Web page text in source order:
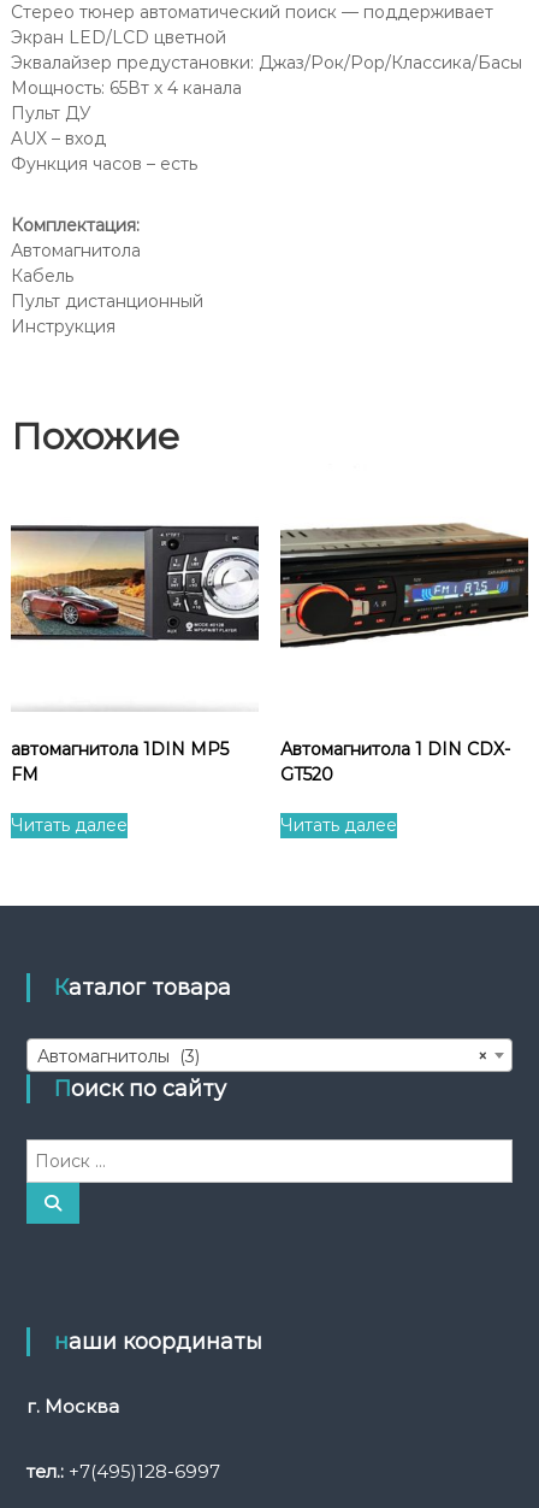
Стерео тюнер автоматический поиск — поддерживает
Экран LED/LCD цветной
Эквалайзер предустановки: Джаз/Рок/Pop/Классика/Басы
Мощность: 65Вт х 4 канала
Пульт ДУ
AUX – вход
Функция часов – есть
Комплектация:
Автомагнитола
Кабель
Пульт дистанционный
Инструкция
Похожие
автомагнитола 1DIN MP5
FM
Читать далее
Автомагнитола 1 DIN CDX-
GT520
Читать далее
Каталог товара
×
Автомагнитолы (3)
Поиск по сайту
И
а
П
наши координаты
г. Москва
тел.:+7(495)128-6997